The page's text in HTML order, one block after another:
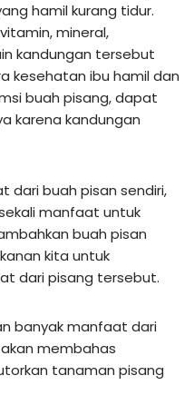
hamil kurang tidur.
mineral,
kandungan tersebut
kesehatan ibu hamil dan
buah pisang, dapat
karena kandungan
dari buah pisan sendiri,
manfaat untuk
buah pisan
kita untuk
dari pisang tersebut.
banyak manfaat dari
membahas
tanaman pisang